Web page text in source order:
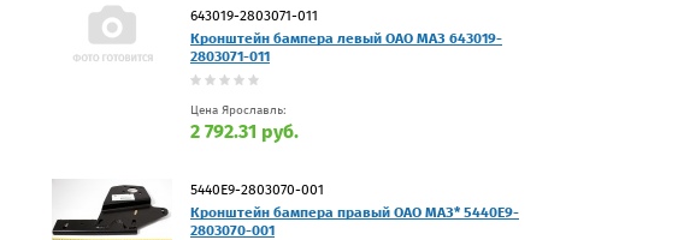
643019-2803071-011
Кронштейн бампера левый ОАО МАЗ 643019-
2803071-011
Цена Ярославль:
2 792.31 руб.
5440Е9-2803070-001
Кронштейн бампера правый ОАО МАЗ* 5440Е9-
2803070-001